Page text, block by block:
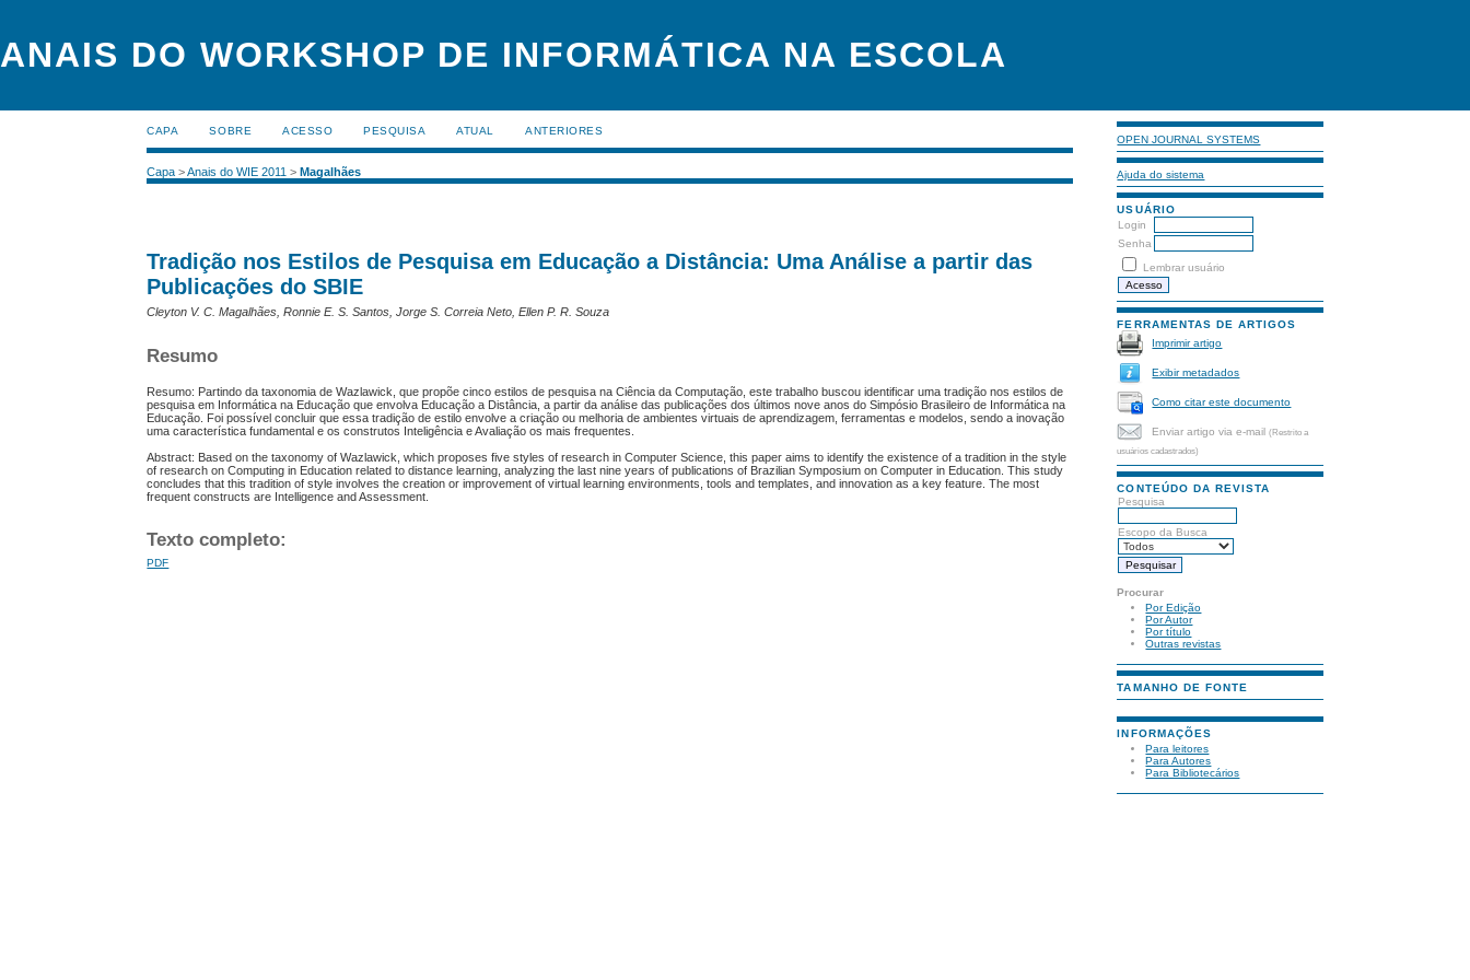
ANAIS DO WORKSHOP DE INFORMÁTICA NA ESCOLA
OPEN JOURNAL SYSTEMS
Ajuda do sistema
USUÁRIO
Login
Senha
Lembrar usuário
FERRAMENTAS DE ARTIGOS
Imprimir artigo
Exibir metadados
Como citar este documento
Enviar artigo via e-mail(Restrito a
usuários cadastrados)
CONTEÚDO DA REVISTA
Pesquisa
Escopo da Busca
Procurar
Por Edição
Por Autor
Por título
Outras revistas
TAMANHO DE FONTE
INFORMAÇÕES
Para leitores
Para Autores
Para Bibliotecários
CAPA SOBRE ACESSO PESQUISA ATUAL ANTERIORES
Capa >Anais do WIE 2011 >Magalhães
Tradição nos Estilos de Pesquisa em Educação a Distância: Uma Análise a partir das
Publicações do SBIE
Cleyton V. C. Magalhães, Ronnie E. S. Santos, Jorge S. Correia Neto, Ellen P. R. Souza
Resumo
Resumo: Partindo da taxonomia de Wazlawick, que propõe cinco estilos de pesquisa na Ciência da Computação, este trabalho buscou identificar uma tradição nos estilos de
pesquisa em Informática na Educação que envolva Educação a Distância, a partir da análise das publicações dos últimos nove anos do Simpósio Brasileiro de Informática na
Educação. Foi possível concluir que essa tradição de estilo envolve a criação ou melhoria de ambientes virtuais de aprendizagem, ferramentas e modelos, sendo a inovação
uma característica fundamental e os construtos Inteligência e Avaliação os mais frequentes.
Abstract: Based on the taxonomy of Wazlawick, which proposes five styles of research in Computer Science, this paper aims to identify the existence of a tradition in the style
of research on Computing in Education related to distance learning, analyzing the last nine years of publications of Brazilian Symposium on Computer in Education. This study
concludes that this tradition of style involves the creation or improvement of virtual learning environments, tools and templates, and innovation as a key feature. The most
frequent constructs are Intelligence and Assessment.
Texto completo:
PDF